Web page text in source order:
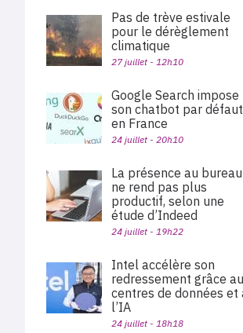
Pas de trève estivale
pour le dérèglement
climatique
27 juillet - 12h10
Google Search impose
son chatbot par défaut
en France
24 juillet - 20h10
La présence au bureau
ne rend pas plus
productif, selon une
étude d’Indeed
24 juillet - 19h22
Intel accélère son
redressement grâce
centres de données et
l’IA
24 juillet - 18h18